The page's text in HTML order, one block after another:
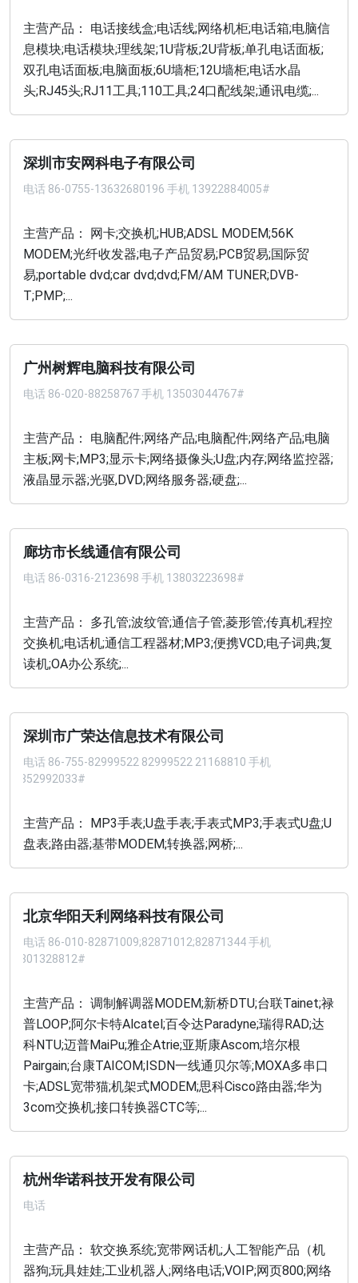
主营产品： 电话接线盒;电话线;网络机柜;电话箱;电脑信
息模块;电话模块;理线架;1U背板;2U背板;单孔电话面板;
双孔电话面板;电脑面板;6U墙柜;12U墙柜;电话水晶
头;RJ45头;RJ11工具;110工具;24口配线架;通讯电缆;...
深圳市安网科电子有限公司
电话 86-0755-13632680196 手机 13922884005#
主营产品： 网卡;交换机;HUB;ADSL MODEM;56K
MODEM;光纤收发器;电子产品贸易;PCB贸易;国际贸
易;portable dvd;car dvd;dvd;FM/AM TUNER;DVB-
T;PMP;...
广州树辉电脑科技有限公司
电话 86-020-88258767 手机 13503044767#
主营产品： 电脑配件;网络产品;电脑配件;网络产品;电脑
主板;网卡;MP3;显示卡;网络摄像头;U盘;内存;网络监控器;
液晶显示器;光驱,DVD;网络服务器;硬盘;...
廊坊市长线通信有限公司
电话 86-0316-2123698 手机 13803223698#
主营产品： 多孔管;波纹管;通信子管;菱形管;传真机;程控
交换机;电话机;通信工程器材;MP3;便携VCD;电子词典;复
读机;OA办公系统;...
深圳市广荣达信息技术有限公司
电话 86-755-82999522 82999522 21168810 手机
13352992033#
主营产品： MP3手表;U盘手表;手表式MP3;手表式U盘;U
盘表;路由器;基带MODEM;转换器;网桥;...
北京华阳天利网络科技有限公司
电话 86-010-82871009;82871012;82871344 手机
13301328812#
主营产品： 调制解调器MODEM;新桥DTU;台联Tainet;禄
普LOOP;阿尔卡特Alcatel;百令达Paradyne;瑞得RAD;达
科NTU;迈普MaiPu;雅企Atrie;亚斯康Ascom;培尔根
Pairgain;台康TAICOM;ISDN一线通贝尔等;MOXA多串口
卡;ADSL宽带猫;机架式MODEM;思科Cisco路由器;华为
3com交换机;接口转换器CTC等;...
杭州华诺科技开发有限公司
电话
主营产品： 软交换系统;宽带网话机;人工智能产品（机
器狗;玩具娃娃;工业机器人;网络电话;VOIP;网页800;网络